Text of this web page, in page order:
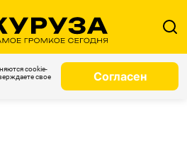
cookie-
свое
Согласен